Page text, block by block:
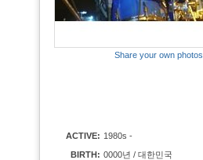
Share your own photos
ACTIVE: 1980s -
BIRTH: 0000년 / 대한민국